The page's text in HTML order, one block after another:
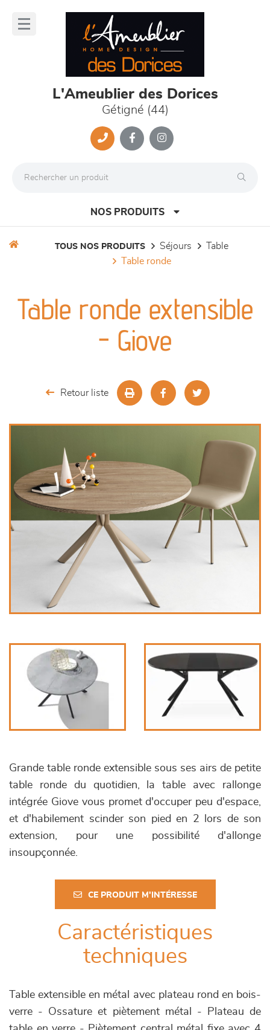
L'Ameublier des Dorices
Gétigné (44)
NOS PRODUITS
séjours
meubles de complément
décoration
TOUS NOS PRODUITS séjours
table
table ronde
Table ronde extensible
- Giove
Retour liste
Grande table ronde extensible sous ses airs de petite
table ronde du quotidien, la table avec rallonge
intégrée Giove vous promet d'occuper peu d'espace,
et d'habilement scinder son pied en 2 lors de son
extension, pour une possibilité d'allonge
insoupçonnée.
CE PRODUIT M'INTÉRESSE
Caractéristiques
techniques
Table extensible en métal avec plateau rond en bois-
verre - Ossature et piètement métal - Plateau de